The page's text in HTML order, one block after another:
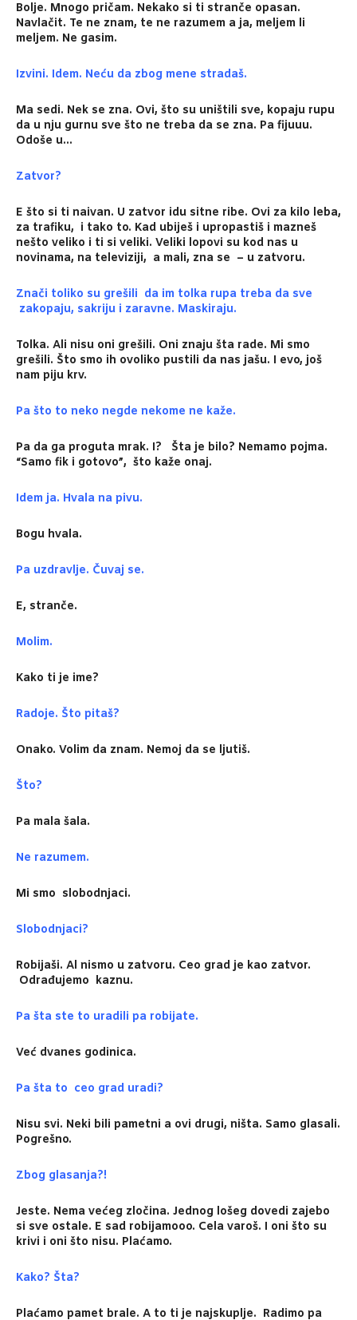
Bolje. Mnogo pričam. Nekako si ti stranče opasan.
Navlačit. Te ne znam, te ne razumem a ja, meljem li
meljem. Ne gasim.
Izvini. Idem. Neću da zbog mene stradaš.
Ma sedi. Nek se zna. Ovi, što su uništili sve, kopaju rupu
da u nju gurnu sve što ne treba da se zna. Pa fijuuu.
Odoše u…
Zatvor?
E što si ti naivan. U zatvor idu sitne ribe. Ovi za kilo leba,
za trafiku, i tako to. Kad ubiješ i upropastiš i mazneš
nešto veliko i ti si veliki. Veliki lopovi su kod nas u
novinama, na televiziji, a mali, zna se – u zatvoru.
Znači toliko su grešili da im tolka rupa treba da sve
zakopaju, sakriju i zaravne. Maskiraju.
Tolka. Ali nisu oni grešili. Oni znaju šta rade. Mi smo
grešili. Što smo ih ovoliko pustili da nas jašu. I evo, još
nam piju krv.
Pa što to neko negde nekome ne kaže.
Pa da ga proguta mrak. I? Šta je bilo? Nemamo pojma.
“Samo fik i gotovo”, što kaže onaj.
Idem ja. Hvala na pivu.
Bogu hvala.
Pa uzdravlje. Čuvaj se.
E, stranče.
Molim.
Kako ti je ime?
Radoje. Što pitaš?
Onako. Volim da znam. Nemoj da se ljutiš.
Što?
Pa mala šala.
Ne razumem.
Mi smo slobodnjaci.
Slobodnjaci?
Robijaši. Al nismo u zatvoru. Ceo grad je kao zatvor.
Odrađujemo kaznu.
Pa šta ste to uradili pa robijate.
Već dvanes godinica.
Pa šta to ceo grad uradi?
Nisu svi. Neki bili pametni a ovi drugi, ništa. Samo glasali.
Pogrešno.
Zbog glasanja?!
Jeste. Nema većeg zločina. Jednog lošeg dovedi zajebo
si sve ostale. E sad robijamooo. Cela varoš. I oni što su
krivi i oni što nisu. Plaćamo.
Kako? Šta?
Plaćamo pamet brale. A to ti je najskuplje. Radimo pa